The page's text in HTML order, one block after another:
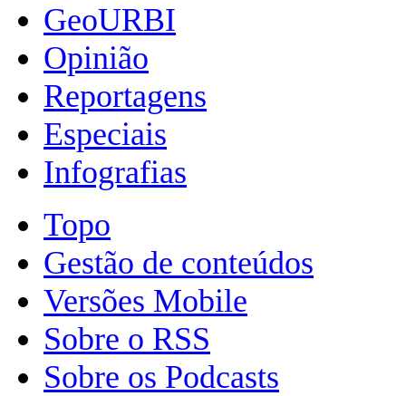
GeoURBI
Opinião
Reportagens
Especiais
Infografias
Topo
Gestão de conteúdos
Versões Mobile
Sobre o RSS
Sobre os Podcasts